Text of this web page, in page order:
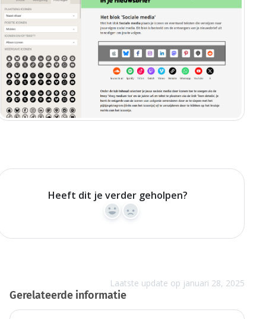
Heeft dit je verder geholpen?
Yes No
Laatste update op januari 28, 2025
Gerelateerde informatie